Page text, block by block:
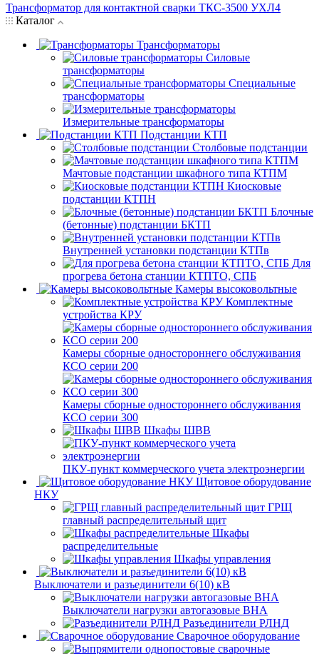
Трансформатор для контактной сварки ТКС-3500 УХЛ4
Каталог
Трансформаторы
Силовые
трансформаторы
Специальные
трансформаторы
Измерительные трансформаторы
Подстанции КТП
Столбовые подстанции
Мачтовые подстанции шкафного типа КТПМ
Киосковые
подстанции КТПН
Блочные
(бетонные) подстанции БКТП
Внутренней установки подстанции КТПв
Для
прогрева бетона станции КТПТО, СПБ
Камеры высоковольтные
Комплектные
устройства КРУ
Камеры сборные одностороннего обслуживания
КСО серии 200
Камеры сборные одностороннего обслуживания
КСО серии 300
Шкафы ШВВ
ПКУ-пункт коммерческого учета электроэнергии
Щитовое оборудование
НКУ
ГРЩ
главный распределительный щит
Шкафы
распределительные
Шкафы управления
Выключатели и разъединители 6(10) кВ
Выключатели нагрузки автогазовые ВНА
Разъединители РЛНД
Сварочное оборудование